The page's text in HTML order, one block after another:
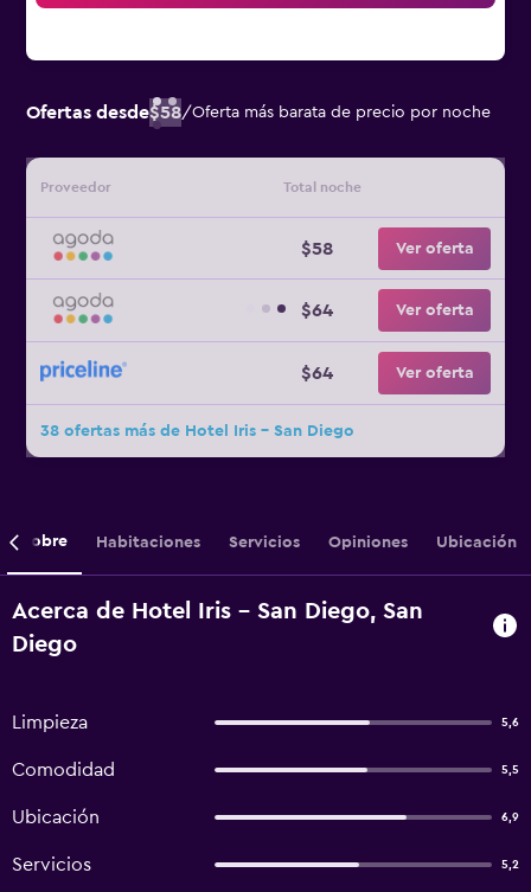
Ofertas desde$58/Oferta más barata de precio por noche
Proveedor Total noche
$58 Ver oferta
$64 Ver oferta
$64 Ver oferta
38 ofertas más de Hotel Iris - San Diego
Sobre Habitaciones Servicios Opiniones Ubicación
Acerca de Hotel Iris - San Diego, San
Diego
Limpieza 5,6
Comodidad 5,5
Ubicación 6,9
Servicios 5,2